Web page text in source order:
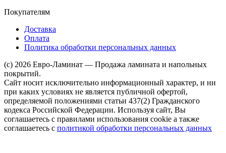
Покупателям
Доставка
Оплата
Политика обработки персональных данных
(c) 2026 Евро-Ламинат — Продажа ламината и напольных
покрытий.
Сайт носит исключительно информационный характер, и ни
при каких условиях не является публичной офертой,
определяемой положениями статьи 437(2) Гражданского
кодекса Российской Федерации. Используя сайт, Вы
соглашаетесь с правилами использования cookie а также
соглашаетесь с политикой обработки персональных данных